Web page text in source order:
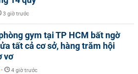
3 giờ trước
gym tại TP HCM bất ngờ
tất cả cơ sở, hàng trăm hội
vơ
- 4 giờ trước